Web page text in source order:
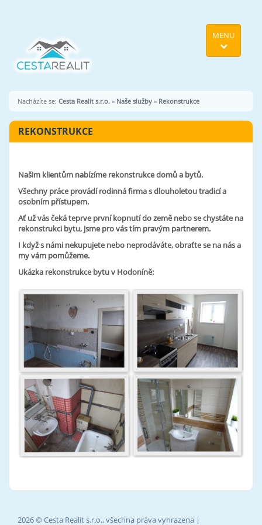
MENU
Nacházíte se: Cesta Realit s.r.o. » Naše služby » Rekonstrukce
REKONSTRUKCE
Našim klientům nabízíme rekonstrukce domů a bytů.
Všechny práce provádí rodinná firma s dlouholetou tradicí a
osobním přístupem.
Ať už vás čeká teprve první kopnutí do země nebo se chystáte na
rekonstrukci bytu, jsme pro vás tím pravým partnerem.
I když s námi nekupujete nebo neprodáváte, obraťte se na nás a
my vám pomůžeme.
Ukázka rekonstrukce bytu v Hodoníně:
2026 © Cesta Realit s.r.o., všechna práva vyhrazena |